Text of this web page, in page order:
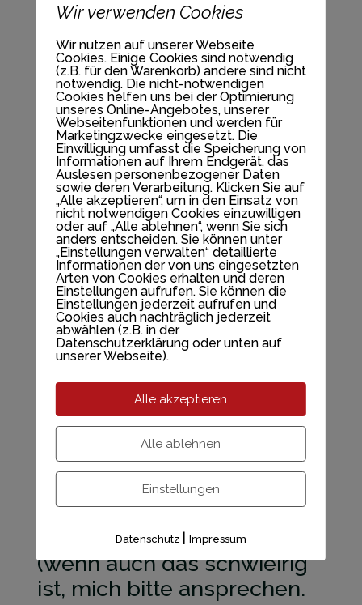
ewige Gefühl, dass es
niemals reicht - whatever.
​Dieser Raum, der auf dem
wundervollen Buch
"Love Money, Money Loves
You" von Sarah McCrum
basiert, ist absolut
erschwinglich für Jede/n
und wird einen
entspannten, genuss- und
friedvolle​n Geldumgang
ermöglichen.
Der Raum wird mehrere
Wochen gehalten
(mindestens 4 - 6 Wochen,
mit Weihnachtspause) und
komplett intuitiv geführt.
​Invest: 200 Euro inkl. MwSt
(wenn auch das schwieirig
ist, mich bitte ansprechen.
Wir verwenden Cookies
Wir nutzen auf unserer Webseite
Cookies. Einige Cookies sind notwendig
(z.B. für den Warenkorb) andere sind nicht
notwendig. Die nicht-notwendigen
Cookies helfen uns bei der Optimierung
unseres Online-Angebotes, unserer
Webseitenfunktionen und werden für
Marketingzwecke eingesetzt. Die
Einwilligung umfasst die Speicherung von
Informationen auf Ihrem Endgerät, das
Auslesen personenbezogener Daten
sowie deren Verarbeitung. Klicken Sie auf
„Alle akzeptieren“, um in den Einsatz von
nicht notwendigen Cookies einzuwilligen
oder auf „Alle ablehnen“, wenn Sie sich
anders entscheiden. Sie können unter
„Einstellungen verwalten“ detaillierte
Informationen der von uns eingesetzten
Arten von Cookies erhalten und deren
Einstellungen aufrufen. Sie können die
Einstellungen jederzeit aufrufen und
Cookies auch nachträglich jederzeit
abwählen (z.B. in der
Datenschutzerklärung oder unten auf
unserer Webseite).
Alle akzeptieren
Alle ablehnen
Einstellungen
Datenschutz| Impressum